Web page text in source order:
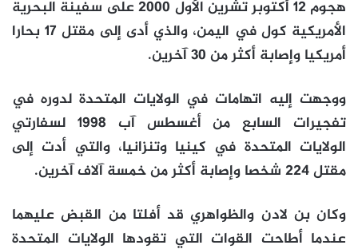
هجوم 12 أكتوبر تشرين الأول 2000 على سفينة البحرية
الأمريكية كول في اليمن، والذي أدى إلى مقتل 17 بحارا
أمريكيا وإصابة أكثر من 30 آخرين.
ووجهت إليه اتهامات في الولايات المتحدة لدوره في
تفجيرات السابع من أغسطس آب 1998 لسفارتي
الولايات المتحدة في كينيا وتنزانيا، والتي أدت إلى
مقتل 224 شخصا وإصابة أكثر من خمسة آلاف آخرين.
وكان بن لادن والظواهري قد أفلتا من القبض عليهما
عندما أطاحت القوات التي تقودها الولايات المتحدة